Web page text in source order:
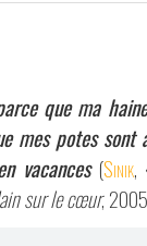
que ma
mes potes
vacances (Sinik,
sur le cœur,